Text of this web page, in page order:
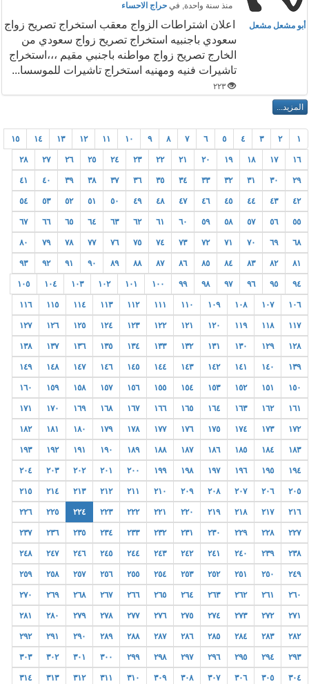
منذ سنة واحدة, في حراج الاحساء
أبو مشعل مشعل
اعلان اشتراطات الزواج معقب استخراج تصريح زواج
سعودي باجنبيه استخراج تصريح زواج سعودي من
الخارج تصريح زواج مواطنه باجنبي مقيم ،،،استخراج
تاشيرات فنيه ومهنيه استخراج تاشيرات للموسسا...
٢٢٣
١ ٢ ٣ ٤ ٥ ٦ ٧ ٨ ٩ ١٠ ١١ ١٢ ١٣ ١٤ ١٥
١٦ ١٧ ١٨ ١٩ ٢٠ ٢١ ٢٢ ٢٣ ٢٤ ٢٥ ٢٦ ٢٧ ٢٨
٢٩ ٣٠ ٣١ ٣٢ ٣٣ ٣٤ ٣٥ ٣٦ ٣٧ ٣٨ ٣٩ ٤٠ ٤١
٤٢ ٤٣ ٤٤ ٤٥ ٤٦ ٤٧ ٤٨ ٤٩ ٥٠ ٥١ ٥٢ ٥٣ ٥٤
٥٥ ٥٦ ٥٧ ٥٨ ٥٩ ٦٠ ٦١ ٦٢ ٦٣ ٦٤ ٦٥ ٦٦ ٦٧
٦٨ ٦٩ ٧٠ ٧١ ٧٢ ٧٣ ٧٤ ٧٥ ٧٦ ٧٧ ٧٨ ٧٩ ٨٠
٨١ ٨٢ ٨٣ ٨٤ ٨٥ ٨٦ ٨٧ ٨٨ ٨٩ ٩٠ ٩١ ٩٢ ٩٣
٩٤ ٩٥ ٩٦ ٩٧ ٩٨ ٩٩ ١٠٠ ١٠١ ١٠٢ ١٠٣ ١٠٤ ١٠٥
١٠٦ ١٠٧ ١٠٨ ١٠٩ ١١٠ ١١١ ١١٢ ١١٣ ١١٤ ١١٥ ١١٦
١١٧ ١١٨ ١١٩ ١٢٠ ١٢١ ١٢٢ ١٢٣ ١٢٤ ١٢٥ ١٢٦ ١٢٧
١٢٨ ١٢٩ ١٣٠ ١٣١ ١٣٢ ١٣٣ ١٣٤ ١٣٥ ١٣٦ ١٣٧ ١٣٨
١٣٩ ١٤٠ ١٤١ ١٤٢ ١٤٣ ١٤٤ ١٤٥ ١٤٦ ١٤٧ ١٤٨ ١٤٩
١٥٠ ١٥١ ١٥٢ ١٥٣ ١٥٤ ١٥٥ ١٥٦ ١٥٧ ١٥٨ ١٥٩ ١٦٠
١٦١ ١٦٢ ١٦٣ ١٦٤ ١٦٥ ١٦٦ ١٦٧ ١٦٨ ١٦٩ ١٧٠ ١٧١
١٧٢ ١٧٣ ١٧٤ ١٧٥ ١٧٦ ١٧٧ ١٧٨ ١٧٩ ١٨٠ ١٨١ ١٨٢
١٨٣ ١٨٤ ١٨٥ ١٨٦ ١٨٧ ١٨٨ ١٨٩ ١٩٠ ١٩١ ١٩٢ ١٩٣
١٩٤ ١٩٥ ١٩٦ ١٩٧ ١٩٨ ١٩٩ ٢٠٠ ٢٠١ ٢٠٢ ٢٠٣ ٢٠٤
٢٠٥ ٢٠٦ ٢٠٧ ٢٠٨ ٢٠٩ ٢١٠ ٢١١ ٢١٢ ٢١٣ ٢١٤ ٢١٥
٢١٦ ٢١٧ ٢١٨ ٢١٩ ٢٢٠ ٢٢١ ٢٢٢ ٢٢٣ ٢٢٤ ٢٢٥ ٢٢٦
٢٢٧ ٢٢٨ ٢٢٩ ٢٣٠ ٢٣١ ٢٣٢ ٢٣٣ ٢٣٤ ٢٣٥ ٢٣٦ ٢٣٧
٢٣٨ ٢٣٩ ٢٤٠ ٢٤١ ٢٤٢ ٢٤٣ ٢٤٤ ٢٤٥ ٢٤٦ ٢٤٧ ٢٤٨
٢٤٩ ٢٥٠ ٢٥١ ٢٥٢ ٢٥٣ ٢٥٤ ٢٥٥ ٢٥٦ ٢٥٧ ٢٥٨ ٢٥٩
٢٦٠ ٢٦١ ٢٦٢ ٢٦٣ ٢٦٤ ٢٦٥ ٢٦٦ ٢٦٧ ٢٦٨ ٢٦٩ ٢٧٠
٢٧١ ٢٧٢ ٢٧٣ ٢٧٤ ٢٧٥ ٢٧٦ ٢٧٧ ٢٧٨ ٢٧٩ ٢٨٠ ٢٨١
٢٨٢ ٢٨٣ ٢٨٤ ٢٨٥ ٢٨٦ ٢٨٧ ٢٨٨ ٢٨٩ ٢٩٠ ٢٩١ ٢٩٢
٢٩٣ ٢٩٤ ٢٩٥ ٢٩٦ ٢٩٧ ٢٩٨ ٢٩٩ ٣٠٠ ٣٠١ ٣٠٢ ٣٠٣
٣٠٤ ٣٠٥ ٣٠٦ ٣٠٧ ٣٠٨ ٣٠٩ ٣١٠ ٣١١ ٣١٢ ٣١٣ ٣١٤